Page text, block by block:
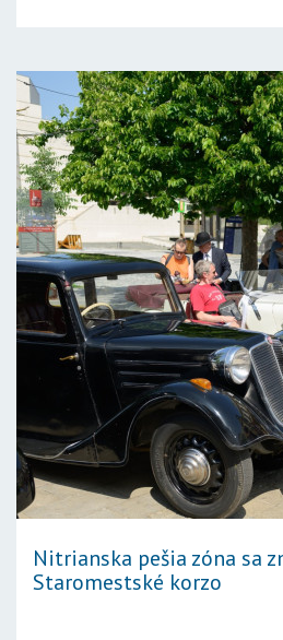
Nitrianska pešia zóna sa
Staromestské korzo